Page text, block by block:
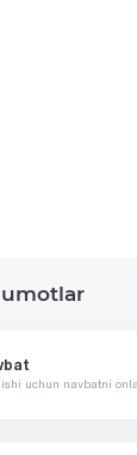
uchun navbatni